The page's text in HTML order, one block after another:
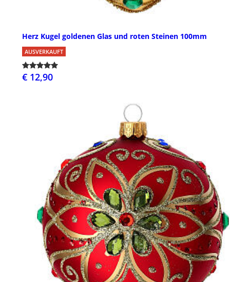
Herz Kugel goldenen Glas und roten Steinen 100mm
AUSVERKAUFT
€ 12,90